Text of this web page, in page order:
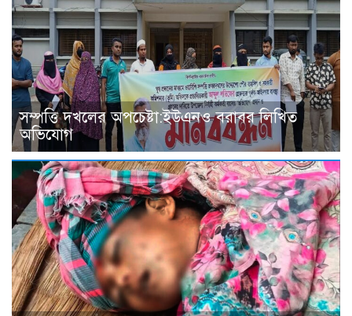
সম্পত্তি দখলের অপচেষ্টা:ইউএনও বরাবর লিখিত
অভিযোগ